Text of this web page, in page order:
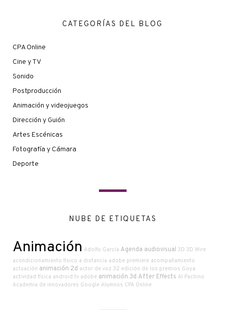
CATEGORÍAS DEL BLOG
CPA Online
Cine y TV
Sonido
Postproducción
Animación y videojuegos
Dirección y Guión
Artes Escénicas
Fotografía y Cámara
Deporte
NUBE DE ETIQUETAS
Animación Adolfo García Agenda audiovisual 3D 3D Wire
acondicionamiento físico a distancia adobe premiere acompañamiento
actuación animación 2d actor de voz 32 edición de los premios Goya
actividad física android tv adobe animación 3d After Effects Al Pachino
Academia de innovadores Google Alumnos CPA Online